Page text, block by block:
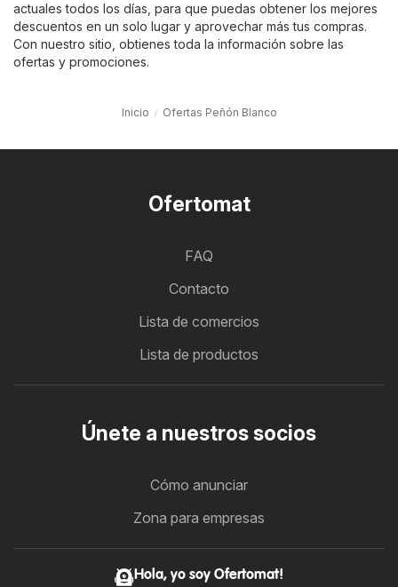
actuales todos los días, para que puedas obtener los mejores
descuentos en un solo lugar y aprovechar más tus compras.
Con nuestro sitio, obtienes toda la información sobre las
ofertas y promociones.
Inicio Ofertas Peñón Blanco
Ofertomat
FAQ
Contacto
Lista de comercios
Lista de productos
Únete a nuestros socios
Cómo anunciar
Zona para empresas
Hola, yo soy Ofertomat!